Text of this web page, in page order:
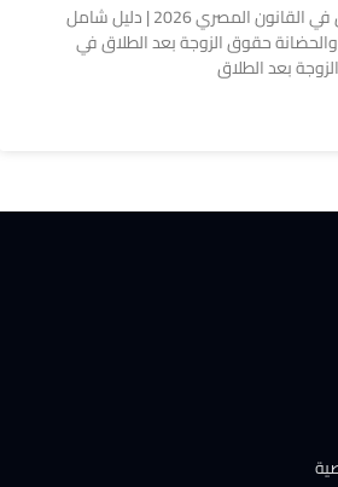
حقوق الزوجة بعد الطلاق في القانون المصري 2026 | دليل شامل
حقوق الزوجة بعد الطلاق في
بعد الطلاق